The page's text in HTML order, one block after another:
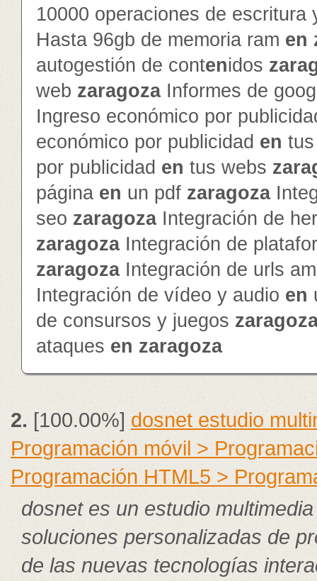
10000 operaciones de
Hasta 96gb de memoria ram en
autogestión de contenidos
web zaragozaInformes de
Ingreso económico por
económico por publicidad en
por publicidad en tus webs
página en un pdf zaragoza
seo zaragozaIntegración de
zaragozaIntegración de
zaragozaIntegración de urls
Integración de vídeo y audio en
de consursos y juegos
ataques en zaragoza
2.[100.00%]dosnet estudio
Programación móvil >
Programación HTML5 >
dosnet es un estudio
soluciones personalizadas de
de las nuevas tecnologías